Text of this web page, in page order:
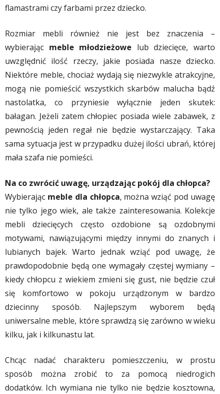
flamastrami czy farbami przez dziecko.
Rozmiar mebli również nie jest bez znaczenia –
wybierając meble młodzieżowe lub dziecięce, warto
uwzględnić ilość rzeczy, jakie posiada nasze dziecko.
Niektóre meble, chociaż wydają się niezwykle atrakcyjne,
mogą nie pomieścić wszystkich skarbów malucha bądź
nastolatka, co przyniesie wyłącznie jeden skutek:
bałagan. Jeżeli zatem chłopiec posiada wiele zabawek, z
pewnością jeden regał nie będzie wystarczający. Taka
sama sytuacja jest w przypadku dużej ilości ubrań, której
mała szafa nie pomieści.
Na co zwrócić uwagę, urządzając pokój dla chłopca?
Wybierając meble dla chłopca, można wziąć pod uwagę
nie tylko jego wiek, ale także zainteresowania. Kolekcje
mebli dziecięcych często ozdobione są ozdobnymi
motywami, nawiązującymi między innymi do znanych i
lubianych bajek. Warto jednak wziąć pod uwagę, że
prawdopodobnie będą one wymagały częstej wymiany –
kiedy chłopcu z wiekiem zmieni się gust, nie będzie czuł
się komfortowo w pokoju urządzonym w bardzo
dziecinny sposób. Najlepszym wyborem będą
uniwersalne meble, które sprawdzą się zarówno w wieku
kilku, jak i kilkunastu lat.
Chcąc nadać charakteru pomieszczeniu, w prostu
sposób można zrobić to za pomocą niedrogich
dodatków. Ich wymiana nie tylko nie będzie kosztowna,